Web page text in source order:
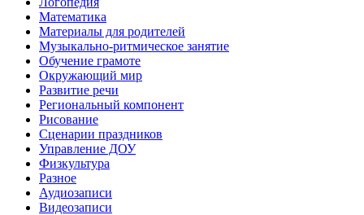
Математика
Материалы для родителей
Музыкально-ритмическое занятие
Обучение грамоте
Окружающий мир
Развитие речи
Региональный компонент
Рисование
Сценарии праздников
Управление ДОУ
Физкультура
Разное
Аудиозаписи
Видеозаписи